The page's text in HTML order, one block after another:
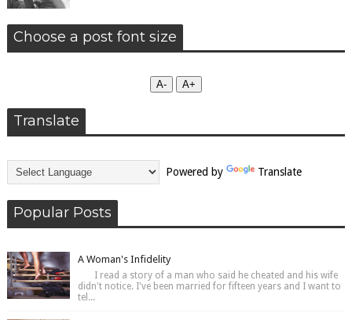
Choose a post font size
А- А+
Translate
Powered by Translate
Popular Posts
A Woman's Infidelity
I read a story of a man who said he cheated and his wife
didn't notice. I've been married for fifteen years and I want to
tel...